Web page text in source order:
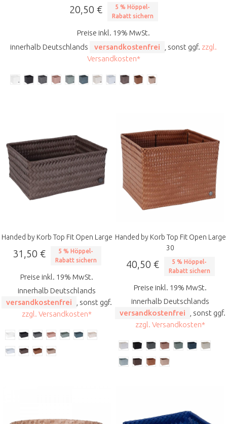
20,50 €
5 % Höppel-
Rabatt sichern
Preise inkl. 19% MwSt.
innerhalb Deutschlands
versandkostenfrei , sonst ggf. zzgl.
Versandkosten*
Handed by Korb Top Fit Open Large
31,50 €
5 % Höppel-
Rabatt sichern
Preise inkl. 19% MwSt.
innerhalb Deutschlands
versandkostenfrei
, sonst ggf.
zzgl. Versandkosten*
Handed by Korb Top Fit Open Large
30
40,50 €
5 % Höppel-
Rabatt sichern
Preise inkl. 19% MwSt.
innerhalb Deutschlands
versandkostenfrei
, sonst ggf.
zzgl. Versandkosten*